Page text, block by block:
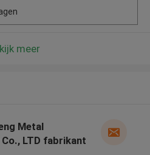
meer
Metal
LTD fabrikant